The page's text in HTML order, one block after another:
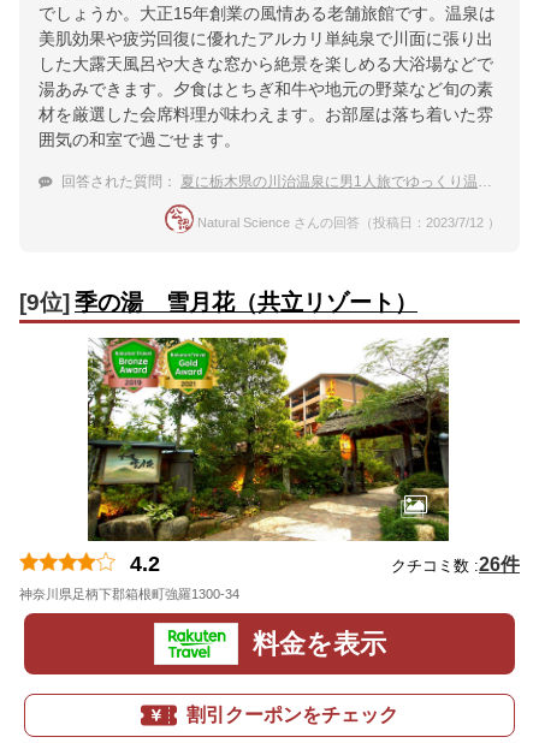
でしょうか。大正15年創業の風情ある老舗旅館です。温泉は
美肌効果や疲労回復に優れたアルカリ単純泉で川面に張り出
した大露天風呂や大きな窓から絶景を楽しめる大浴場などで
湯あみできます。夕食はとちぎ和牛や地元の野菜など旬の素
材を厳選した会席料理が味わえます。お部屋は落ち着いた雰
囲気の和室で過ごせます。
回答された質問： 夏に栃木県の川治温泉に男1人旅でゆっくり温泉を楽しめる宿を探してます。
Natural Science さんの回答（投稿日：2023/7/12 ）
[9位] 季の湯 雪月花（共立リゾート）
4.2 クチコミ数 :26件
神奈川県足柄下郡箱根町強羅1300-34
料金を表示
割引クーポンをチェック